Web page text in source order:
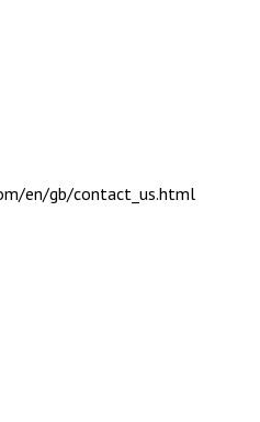
en/gb/contact_us.html